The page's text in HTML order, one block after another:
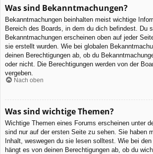
Was sind Bekanntmachungen?
Bekanntmachungen beinhalten meist wichtige
Bereich des Boards, in dem du dich befindest. Du
Bekanntmachungen erscheinen oben auf jeder
sie erstellt wurden. Wie bei globalen
deinen Berechtigungen ab, ob du
oder nicht. Die Berechtigungen werden von der
vergeben.
Nach oben
Was sind wichtige Themen?
Wichtige Themen eines Forums erscheinen unter
sind nur auf der ersten Seite zu sehen. Sie haben
Inhalt, weswegen du sie lesen solltest. Wie bei
hängt es von deinen Berechtigungen ab, ob du